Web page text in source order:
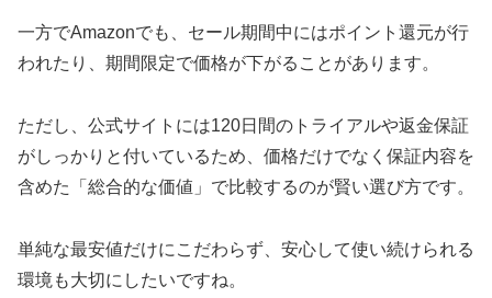
一方でAmazonでも、セール期間中にはポイント還元が行
われたり、期間限定で価格が下がることがあります。
ただし、公式サイトには120日間のトライアルや返金保証
がしっかりと付いているため、価格だけでなく保証内容を
含めた「総合的な価値」で比較するのが賢い選び方です。
単純な最安値だけにこだわらず、安心して使い続けられる
環境も大切にしたいですね。